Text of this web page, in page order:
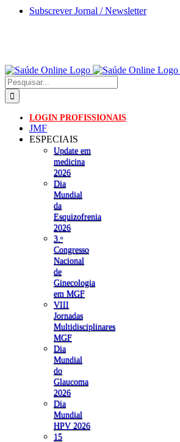
Skip
Subscrever Jornal / Newsletter
Pesquisar
LOGIN PROFISSIONAIS
JMF
ESPECIAIS
Update em
medicina
2026
Dia
Mundial
da
Esquizofrenia
2026
3.ᵒ
Congresso
Nacional
de
Ginecologia
em MGF
VIII
Jornadas
Multidisciplinares
MGF
Dia
Mundial
do
Glaucoma
2026
Dia
Mundial
HPV 2026
15